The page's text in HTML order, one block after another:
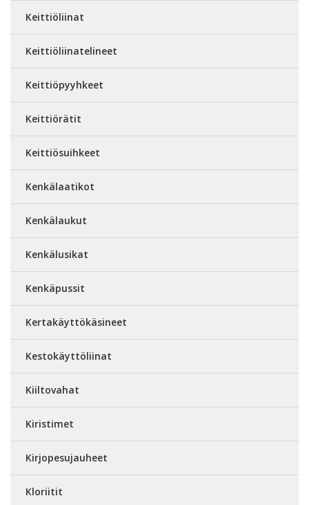
Keittiöliinat
Keittiöliinatelineet
Keittiöpyyhkeet
Keittiörätit
Keittiösuihkeet
Kenkälaatikot
Kenkälaukut
Kenkälusikat
Kenkäpussit
Kertakäyttökäsineet
Kestokäyttöliinat
Kiiltovahat
Kiristimet
Kirjopesujauheet
Kloriitit